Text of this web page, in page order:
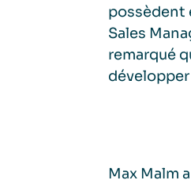
possèdent
Sales
remarqué
Max Malm